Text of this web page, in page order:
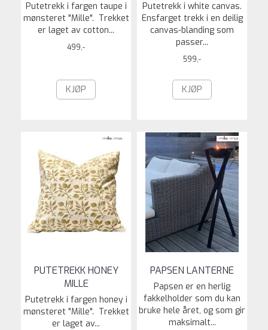
Putetrekk i fargen taupe i
mønsteret "Mille". Trekket
er laget av cotton...
499,-
KJØP
Putetrekk i white canvas.
Ensfarget trekk i en deilig
canvas-blanding som
passer...
599,-
KJØP
PUTETREKK HONEY
MILLE
Putetrekk i fargen honey i
mønsteret "Mille". Trekket
er laget av...
PAPSEN LANTERNE
Papsen er en herlig
fakkelholder som du kan
bruke hele året, og som gir
maksimalt...